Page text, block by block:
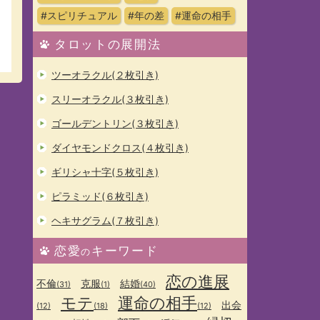
#スピリチュアル
#年の差 #運命の相手
タロットの展開法
ツーオラクル(２枚引き)
スリーオラクル(３枚引き)
ゴールデントリン(３枚引き)
ダイヤモンドクロス(４枚引き)
ギリシャ十字(５枚引き)
ピラミッド(６枚引き)
ヘキサグラム(７枚引き)
恋愛のキーワード
不倫(31) 克服(1) 結婚(40) 恋の進展
(12) モテ (18) 運命の相手(12)
出会